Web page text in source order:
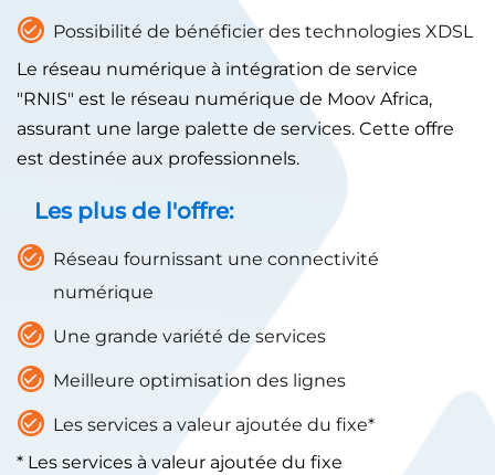
Possibilité de bénéficier des technologies XDSL
Le réseau numérique à intégration de service
"RNIS" est le réseau numérique de Moov Africa,
assurant une large palette de services. Cette offre
est destinée aux professionnels.
Les plus de l'offre:
Réseau fournissant une connectivité
numérique
Une grande variété de services
Meilleure optimisation des lignes
Les services a valeur ajoutée du fixe*
* Les services à valeur ajoutée du fixe